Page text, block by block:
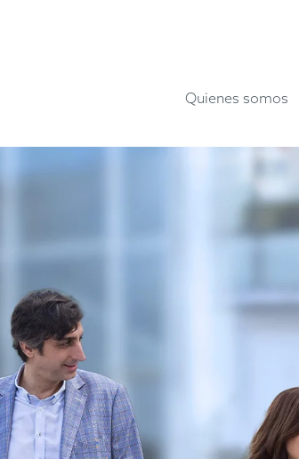
Quienes somos